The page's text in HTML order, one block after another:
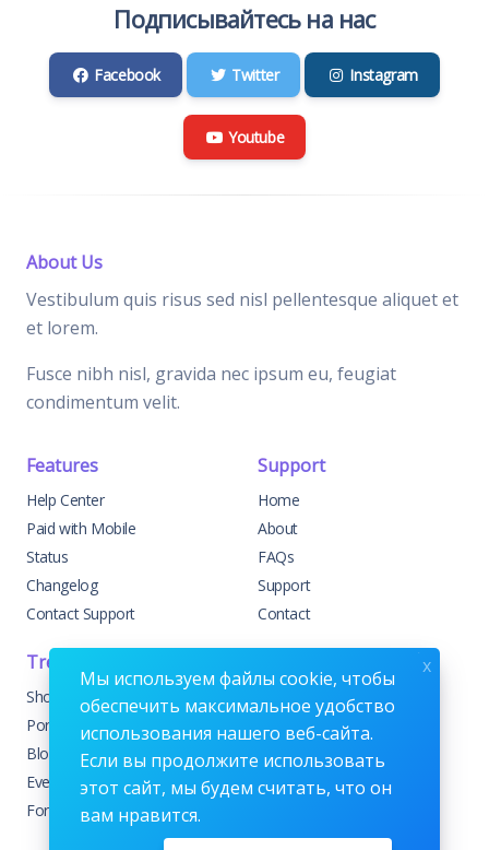
Подписывайтесь на нас
Facebook Twitter Instagram
Youtube
About Us
Vestibulum quis risus sed nisl pellentesque aliquet et
et lorem.
Fusce nibh nisl, gravida nec ipsum eu, feugiat
condimentum velit.
Features
Help Center
Paid with Mobile
Status
Changelog
Contact Support
Support
Home
About
FAQs
Support
Contact
Trending
Shop
Portfolio
Blog
Events
Forums
Knowledge Center
Custom Development
Sponsorships
Terms & Conditions
Мы используем файлы cookie, чтобы
обеспечить максимальное удобство
использования нашего веб-сайта.
Если вы продолжите использовать
этот сайт, мы будем считать, что он
вам нравится.
x